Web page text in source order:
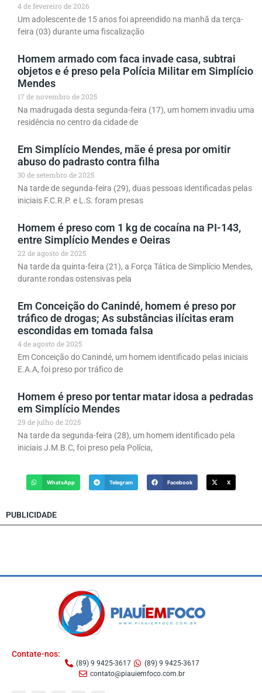
4 de fevereiro de 2026
Um adolescente de 15 anos foi apreendido na manhã da terça-
feira (03) durante uma fiscalização
Homem armado com faca invade casa, subtrai
objetos e é preso pela Polícia Militar em Simplício
Mendes
17 de novembro de 2025
Na madrugada desta segunda-feira (17), um homem invadiu uma
residência no centro da cidade de
Em Simplício Mendes, mãe é presa por omitir
abuso do padrasto contra filha
30 de setembro de 2025
Na tarde de segunda-feira (29), duas pessoas identificadas pelas
iniciais F.C.R.P. e L.S. foram presas
Homem é preso com 1 kg de cocaína na PI-143,
entre Simplício Mendes e Oeiras
22 de agosto de 2025
Na tarde da quinta-feira (21), a Força Tática de Simplício Mendes,
durante rondas ostensivas pela
Em Conceição do Canindé, homem é preso por
tráfico de drogas; As substâncias ilícitas eram
escondidas em tomada falsa
4 de agosto de 2025
Em Conceição do Canindé, um homem identificado pelas iniciais
E.A.A, foi preso por tráfico de
Homem é preso por tentar matar idosa a pedradas
em Simplício Mendes
29 de julho de 2025
Na tarde da segunda-feira (28), um homem identificado pela
iniciais J.M.B.C, foi preso pela Polícia,
WhatsApp Telegram Facebook X
PUBLICIDADE
Contate-nos:
(89) 9 9425-3617
(89) 9 9425-3617
contato@piauiemfoco.com.br